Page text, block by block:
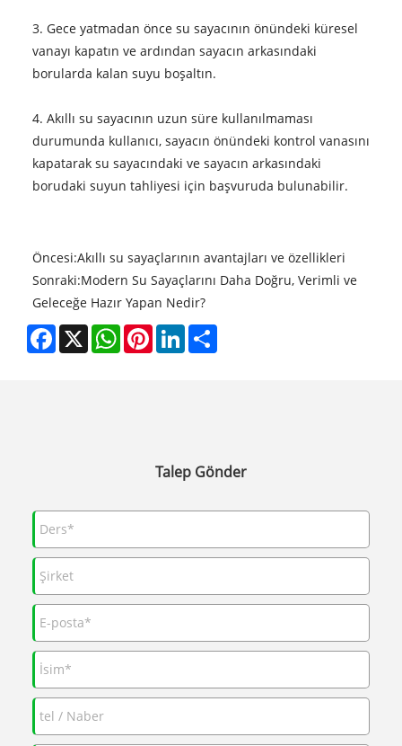
3. Gece yatmadan önce su sayacının önündeki küresel
vanayı kapatın ve ardından sayacın arkasındaki
borularda kalan suyu boşaltın.
4. Akıllı su sayacının uzun süre kullanılmaması
durumunda kullanıcı, sayacın önündeki kontrol vanasını
kapatarak su sayacındaki ve sayacın arkasındaki
borudaki suyun tahliyesi için başvuruda bulunabilir.
Öncesi:Akıllı su sayaçlarının avantajları ve özellikleri
Sonraki:Modern Su Sayaçlarını Daha Doğru, Verimli ve
Geleceğe Hazır Yapan Nedir?
Facebook
X WhatsAppPinterestLinkedInShare
Talep Gönder